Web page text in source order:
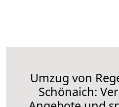
Umzug von
Schönaich: